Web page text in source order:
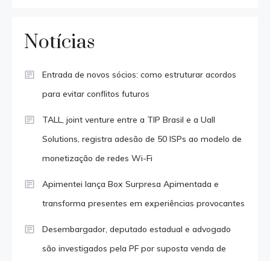
Notícias
Entrada de novos sócios: como estruturar acordos
para evitar conflitos futuros
TALL, joint venture entre a TIP Brasil e a Uall
Solutions, registra adesão de 50 ISPs ao modelo de
monetização de redes Wi-Fi
Apimentei lança Box Surpresa Apimentada e
transforma presentes em experiências provocantes
Desembargador, deputado estadual e advogado
são investigados pela PF por suposta venda de